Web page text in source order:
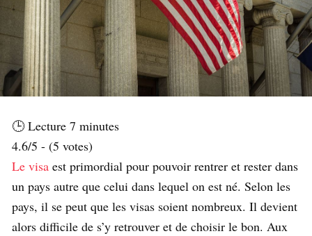
🕒 Lecture 7 minutes
4.6/5 - (5 votes)
Le visa est primordial pour pouvoir rentrer et rester dans
un pays autre que celui dans lequel on est né. Selon les
pays, il se peut que les visas soient nombreux. Il devient
alors difficile de s’y retrouver et de choisir le bon. Aux